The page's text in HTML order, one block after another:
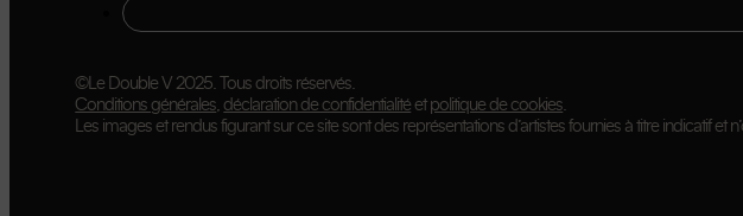
©Le Double V 2025. Tous droits réservés.
Conditions générales, déclaration de confidentialité et politique de cookies.
Les images et rendus figurant sur ce site sont des représentations d’artistes fournies à titre indicatif